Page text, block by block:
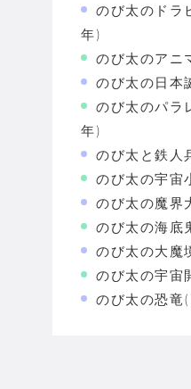
のび太のドラ
年)
のび太のアニ
のび太の日本
のび太のパラ
年)
のび太と鉄人
のび太の宇宙
のび太の魔界
のび太の海底
のび太の大魔
のび太の宇宙
のび太の恐竜